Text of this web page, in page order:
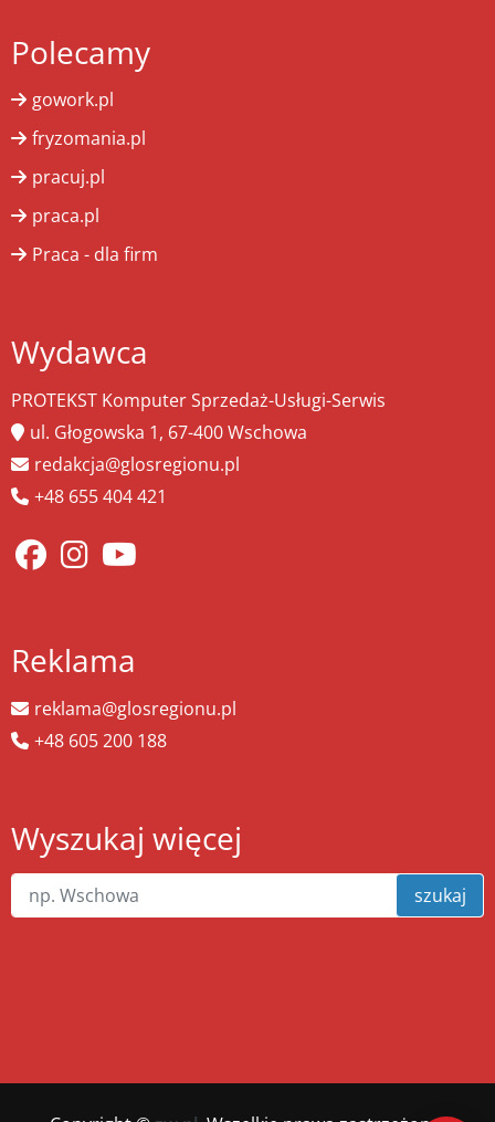
Polecamy
gowork.pl
fryzomania.pl
pracuj.pl
praca.pl
Praca - dla firm
Wydawca
PROTEKST Komputer Sprzedaż-Usługi-Serwis
ul. Głogowska 1, 67-400 Wschowa
redakcja@glosregionu.pl
+48 655 404 421
Reklama
reklama@glosregionu.pl
+48 605 200 188
Wyszukaj więcej
szukaj